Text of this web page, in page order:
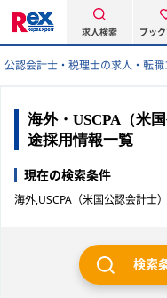
求人検索 ブッ
公認会計士・税理士の求人・転
海外・USCPA（米
途採用情報一覧
現在の検索条件
海外,USCPA（米国公認会計士）
検索